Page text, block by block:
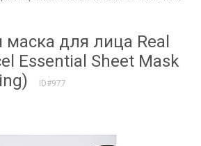
маска для лица Real
Essential Sheet Mask
ID#977